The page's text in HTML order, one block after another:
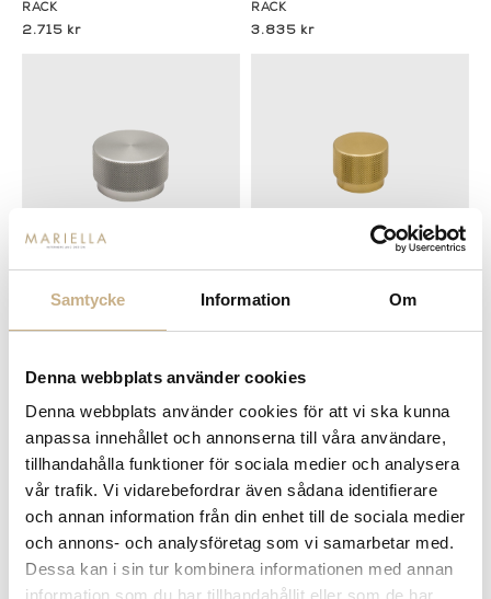
Samtycke Information Om
Denna webbplats använder cookies
Denna webbplats använder cookies för att vi ska kunna
anpassa innehållet och annonserna till våra användare,
tillhandahålla funktioner för sociala medier och analysera
vår trafik. Vi vidarebefordrar även sådana identifierare
och annan information från din enhet till de sociala medier
och annons- och analysföretag som vi samarbetar med.
Dessa kan i sin tur kombinera informationen med annan
information som du har tillhandahållit eller som de har
RACK
2.715 kr
RACK
3.835 kr